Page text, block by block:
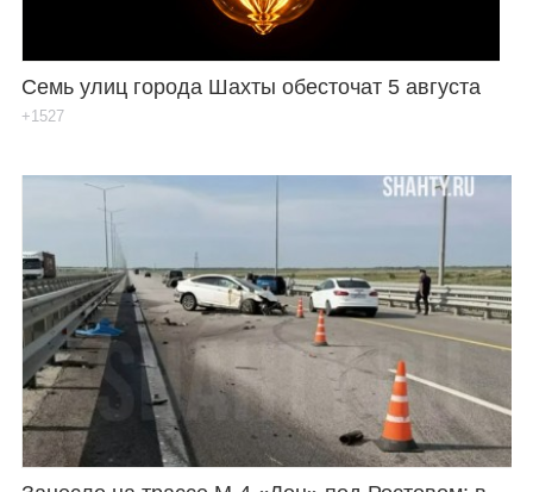
Семь улиц города Шахты обесточат 5 августа
+1527